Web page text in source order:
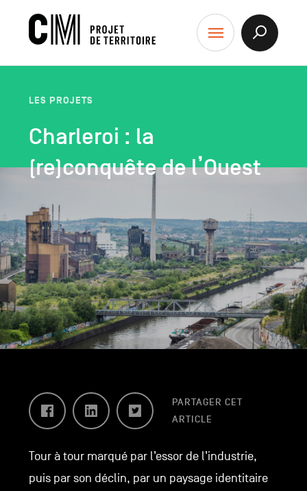
CM
-
Projet
Menu
Afficher
Charleroi : la
(re)conquête de l’Ouest
LES PROJETS
FacebookLinkedInTwitter
PARTAGER CET
ARTICLE
Tour à tour marqué par l’essor de l’industrie,
puis par son déclin, par un paysage identitaire